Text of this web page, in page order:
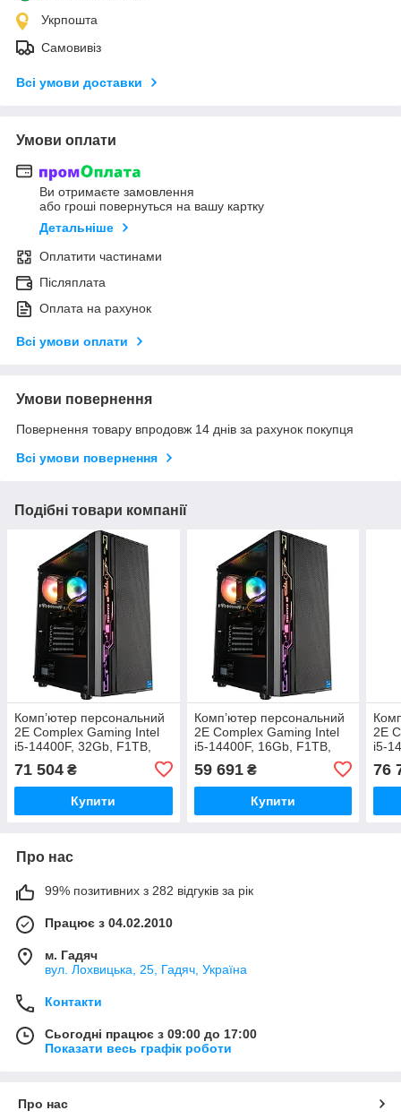
Укрпошта
Самовивіз
Всі умови доставки
Умови оплати
Ви отримаєте замовлення
або гроші повернуться на вашу картку
Детальніше
Оплатити частинами
Післяплата
Оплата на рахунок
Всі умови оплати
Умови повернення
Повернення товару впродовж 14 днів за рахунок покупця
Всі умови повернення
Подібні товари компанії
Комп’ютер персональний
2E Complex Gaming Intel
i5-14400F, 32Gb, F1TB,
NVD5050-8, H610, G2052,
600W, FreeDos
71 504 ₴
Купити
Комп’ютер персональний
2E Complex Gaming Intel
i5-14400F, 16Gb, F1TB,
NVD5050-8, H610, G2052,
600W, FreeDos
59 691₴
Купити
2E
i5-
76
Про нас
99% позитивних з 282 відгуків за рік
Працює з 04.02.2010
м. Гадяч
вул. Лохвицька, 25, Гадяч, Україна
Контакти
Сьогодні працює з 09:00 до 17:00
Показати весь графік роботи
Про нас